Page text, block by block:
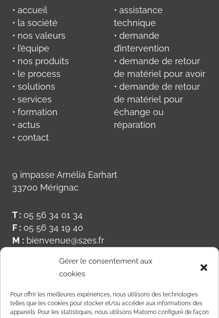
Gérer le consentement aux
cookies
Pour offrir les meilleures expériences, nous utilisons des technologies
telles que les cookies pour stocker et/ou accéder aux informations des
appareils. Pour les statistiques, nous utilisons Matomo configuré de façon
• accueil
• la société
• nos valeurs
• l’équipe
• nos produits
• le process
• solutions
• services
• formation
• actus
• contact
• assistance
technique
• demande
d’intervention
• demande de retour
de matériel pour avoir
• demande de retour
de matériel pour
échange ou
réparation
9 impasse Amélia Earhart
33700 Mérignac
T : 05 56 34 01 34
F : 05 56 34 19 40
M : bienvenue@s2es.fr